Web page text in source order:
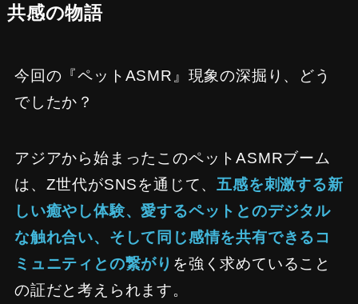
共感の物語
今回の『ペットASMR』現象の深掘り、どう
でしたか？
アジアから始まったこのペットASMRブーム
は、Z世代がSNSを通じて、五感を刺激する新
しい癒やし体験、愛するペットとのデジタル
な触れ合い、そして同じ感情を共有できるコ
ミュニティとの繋がり を強く求めていること
の証だと考えられます。